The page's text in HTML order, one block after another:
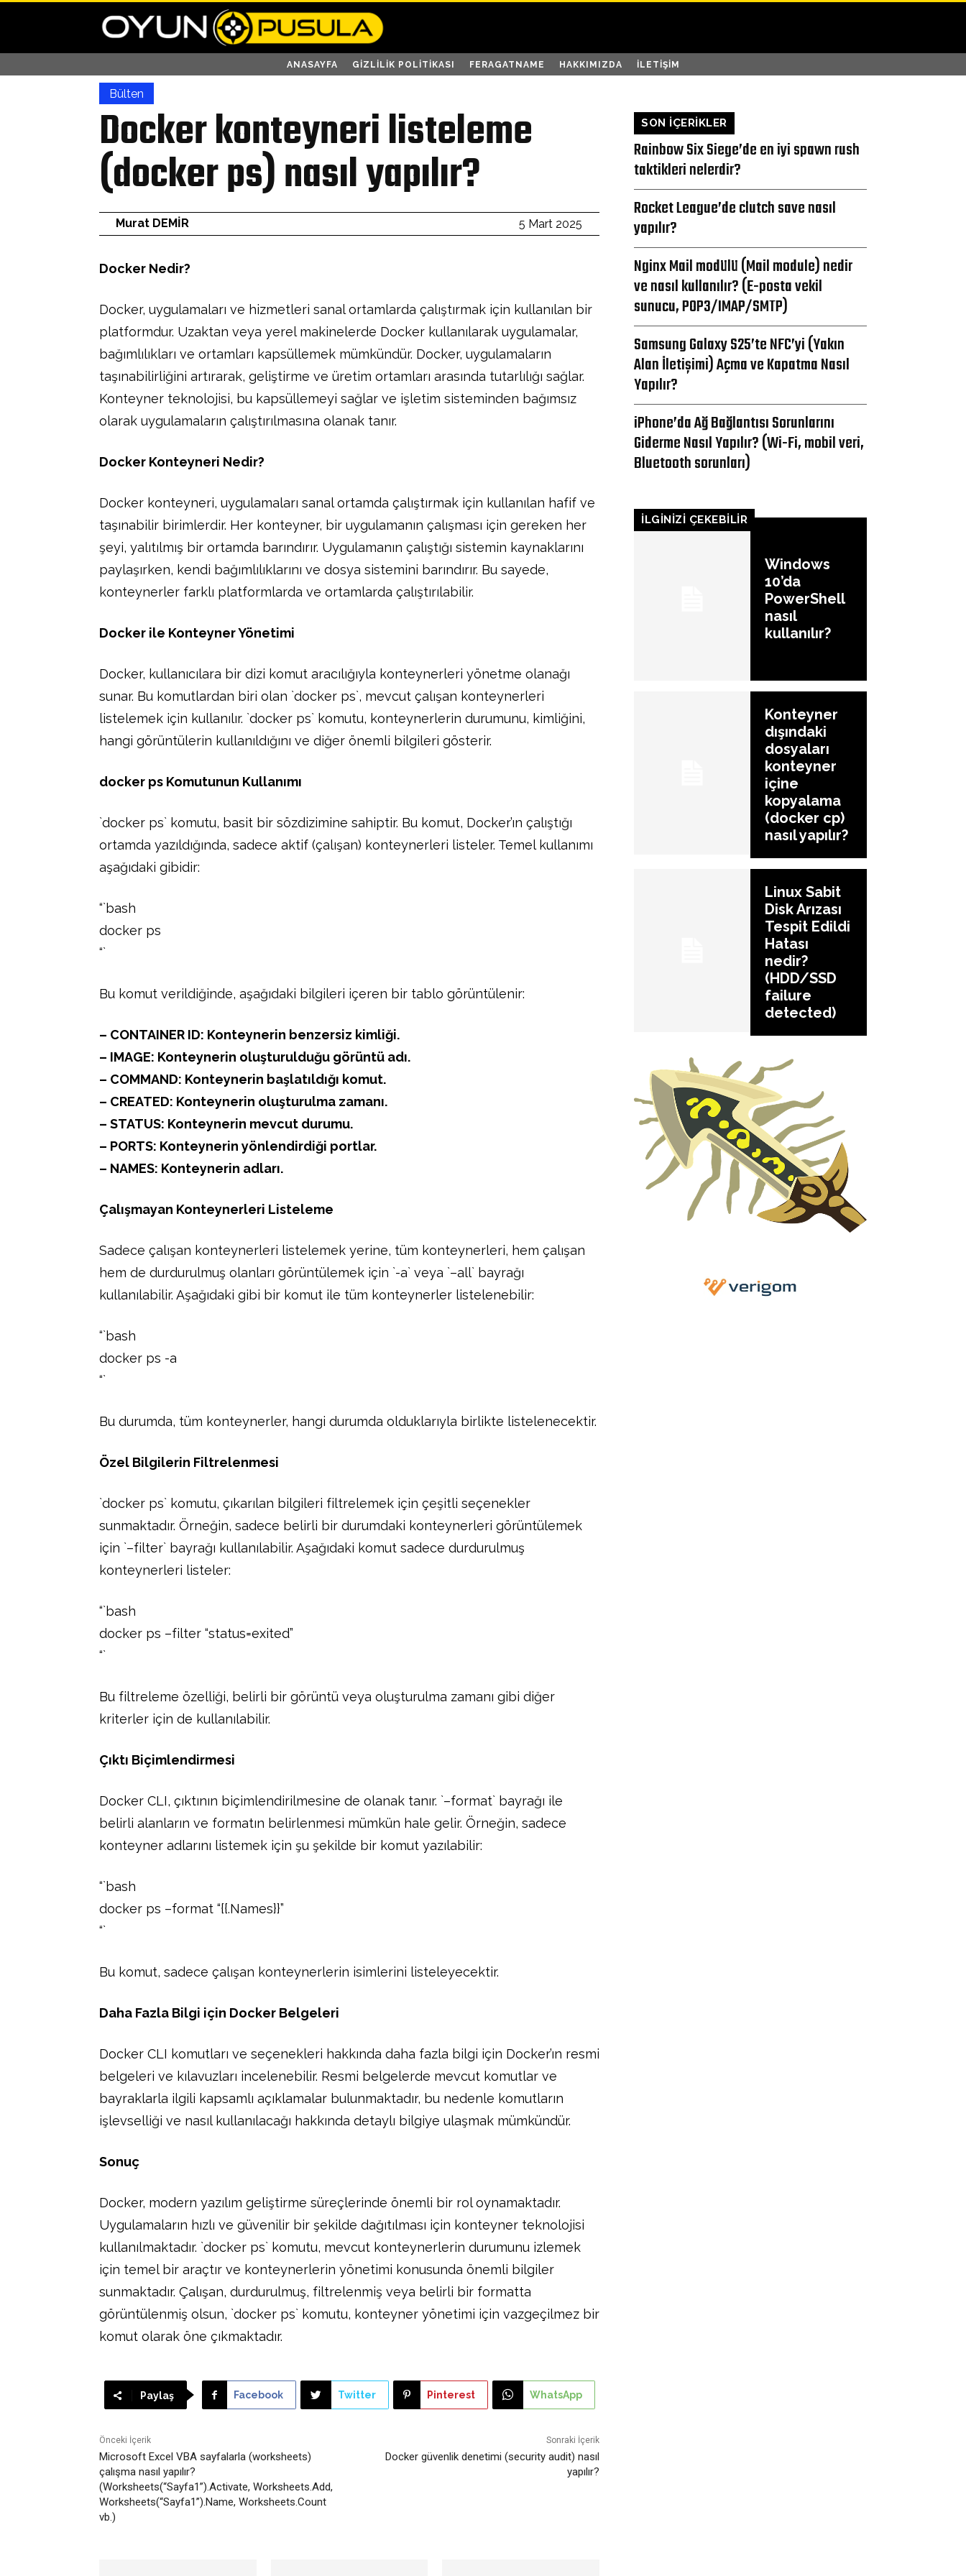
ANASAYFA GIZLILIK POLITIKASI FERAGATNAME HAKKIMIZDA İLETIŞIM
Bülten
Docker konteyneri listeleme
(docker ps) nasıl yapılır?
5 Mart 2025
Murat DEMİR
Docker Nedir?
Docker, uygulamaları ve hizmetleri sanal ortamlarda çalıştırmak için kullanılan bir
platformdur. Uzaktan veya yerel makinelerde Docker kullanılarak uygulamalar,
bağımlılıkları ve ortamları kapsüllemek mümkündür. Docker, uygulamaların
taşınabilirliğini artırarak, geliştirme ve üretim ortamları arasında tutarlılığı sağlar.
Konteyner teknolojisi, bu kapsüllemeyi sağlar ve işletim sisteminden bağımsız
olarak uygulamaların çalıştırılmasına olanak tanır.
Docker Konteyneri Nedir?
Docker konteyneri, uygulamaları sanal ortamda çalıştırmak için kullanılan hafif ve
taşınabilir birimlerdir. Her konteyner, bir uygulamanın çalışması için gereken her
şeyi, yalıtılmış bir ortamda barındırır. Uygulamanın çalıştığı sistemin kaynaklarını
paylaşırken, kendi bağımlılıklarını ve dosya sistemini barındırır. Bu sayede,
konteynerler farklı platformlarda ve ortamlarda çalıştırılabilir.
Docker ile Konteyner Yönetimi
Docker, kullanıcılara bir dizi komut aracılığıyla konteynerleri yönetme olanağı
sunar. Bu komutlardan biri olan `docker ps`, mevcut çalışan konteynerleri
listelemek için kullanılır. `docker ps` komutu, konteynerlerin durumunu, kimliğini,
hangi görüntülerin kullanıldığını ve diğer önemli bilgileri gösterir.
docker ps Komutunun Kullanımı
`docker ps` komutu, basit bir sözdizimine sahiptir. Bu komut, Docker’ın çalıştığı
ortamda yazıldığında, sadece aktif (çalışan) konteynerleri listeler. Temel kullanımı
aşağıdaki gibidir:
“`bash
docker ps
“`
Bu komut verildiğinde, aşağıdaki bilgileri içeren bir tablo görüntülenir:
– CONTAINER ID: Konteynerin benzersiz kimliği.
– IMAGE: Konteynerin oluşturulduğu görüntü adı.
– COMMAND: Konteynerin başlatıldığı komut.
– CREATED: Konteynerin oluşturulma zamanı.
– STATUS: Konteynerin mevcut durumu.
– PORTS: Konteynerin yönlendirdiği portlar.
– NAMES: Konteynerin adları.
Çalışmayan Konteynerleri Listeleme
Sadece çalışan konteynerleri listelemek yerine, tüm konteynerleri, hem çalışan
hem de durdurulmuş olanları görüntülemek için `-a` veya `–all` bayrağı
kullanılabilir. Aşağıdaki gibi bir komut ile tüm konteynerler listelenebilir:
“`bash
docker ps -a
“`
Bu durumda, tüm konteynerler, hangi durumda olduklarıyla birlikte listelenecektir.
Özel Bilgilerin Filtrelenmesi
`docker ps` komutu, çıkarılan bilgileri filtrelemek için çeşitli seçenekler
sunmaktadır. Örneğin, sadece belirli bir durumdaki konteynerleri görüntülemek
için `–filter` bayrağı kullanılabilir. Aşağıdaki komut sadece durdurulmuş
konteynerleri listeler:
“`bash
docker ps –filter “status=exited”
“`
Bu filtreleme özelliği, belirli bir görüntü veya oluşturulma zamanı gibi diğer
kriterler için de kullanılabilir.
Çıktı Biçimlendirmesi
Docker CLI, çıktının biçimlendirilmesine de olanak tanır. `–format` bayrağı ile
belirli alanların ve formatın belirlenmesi mümkün hale gelir. Örneğin, sadece
konteyner adlarını listemek için şu şekilde bir komut yazılabilir:
“`bash
docker ps –format “{{.Names}}”
“`
Bu komut, sadece çalışan konteynerlerin isimlerini listeleyecektir.
Daha Fazla Bilgi için Docker Belgeleri
Docker CLI komutları ve seçenekleri hakkında daha fazla bilgi için Docker’ın resmi
belgeleri ve kılavuzları incelenebilir. Resmi belgelerde mevcut komutlar ve
bayraklarla ilgili kapsamlı açıklamalar bulunmaktadır, bu nedenle komutların
işlevselliği ve nasıl kullanılacağı hakkında detaylı bilgiye ulaşmak mümkündür.
Sonuç
Docker, modern yazılım geliştirme süreçlerinde önemli bir rol oynamaktadır.
Uygulamaların hızlı ve güvenilir bir şekilde dağıtılması için konteyner teknolojisi
kullanılmaktadır. `docker ps` komutu, mevcut konteynerlerin durumunu izlemek
için temel bir araçtır ve konteynerlerin yönetimi konusunda önemli bilgiler
sunmaktadır. Çalışan, durdurulmuş, filtrelenmiş veya belirli bir formatta
görüntülenmiş olsun, `docker ps` komutu, konteyner yönetimi için vazgeçilmez bir
komut olarak öne çıkmaktadır.
Paylaş Facebook Twitter Pinterest WhatsApp
Önceki İçerik
Microsoft Excel VBA sayfalarla (worksheets)
çalışma nasıl yapılır?
(Worksheets(“Sayfa1”).Activate, Worksheets.Add,
Worksheets(“Sayfa1”).Name, Worksheets.Count
vb.)
Sonraki İçerik
Docker güvenlik denetimi (security audit) nasıl
yapılır?
SON İÇERİKLER
Rainbow Six Siege’de en iyi spawn rush
taktikleri nelerdir?
Rocket League’de clutch save nasıl
yapılır?
Nginx Mail modülü (Mail module) nedir
ve nasıl kullanılır? (E-posta vekil
sunucu, POP3/IMAP/SMTP)
Samsung Galaxy S25’te NFC’yi (Yakın
Alan İletişimi) Açma ve Kapatma Nasıl
Yapılır?
iPhone’da Ağ Bağlantısı Sorunlarını
Giderme Nasıl Yapılır? (Wi-Fi, mobil veri,
Bluetooth sorunları)
İLGİNİZİ ÇEKEBİLİR
Windows
10’da
PowerShell
nasıl
kullanılır?
Konteyner
dışındaki
dosyaları
konteyner
içine
kopyalama
(docker cp)
nasıl yapılır?
Linux Sabit
Disk Arızası
Tespit Edildi
Hatası
nedir?
(HDD/SSD
failure
detected)